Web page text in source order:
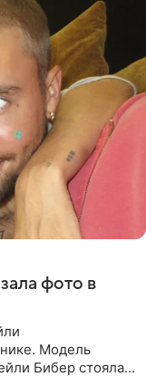
фото в
Модель
Бибер стояла